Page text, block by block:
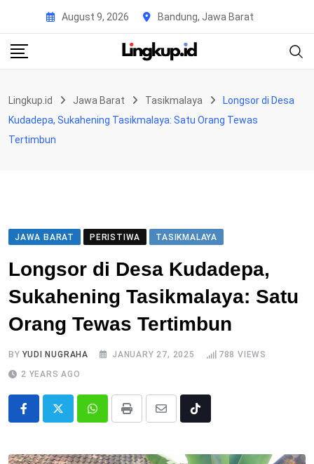
content
August 9, 2026 Bandung, Jawa Barat
Lingkup.id Jawa Barat Tasikmalaya
Longsor di Desa
Kudadepa, Sukahening Tasikmalaya: Satu Orang Tewas
Tertimbun
JAWA BARAT PERISTIWA TASIKMALAYA
Longsor di Desa Kudadepa,
Sukahening Tasikmalaya: Satu
Orang Tewas Tertimbun
BYYUDI NUGRAHA JANUARY 27, 2025 788 VIEWS
2 YEARS AGO
Whatsapp
Print
Share
Email
Tiktok